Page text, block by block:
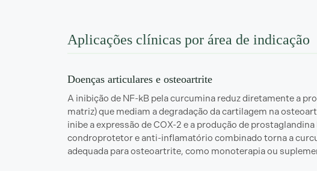
Aplicações clínicas por área de indicação
Doenças articulares e osteoartrite
A inibição de NF-kB pela curcumina reduz diretamente a
matriz) que mediam a degradação da cartilagem na
inibe a expressão de COX-2 e a produção de
condroprotetor e anti-inflamatório combinado torna a
adequada para osteoartrite, como monoterapia ou